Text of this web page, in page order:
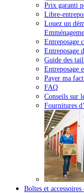
Prix garanti
Libre-
Louez un
Entreposage
Entreposage
Guide des
Entreposage
Payer ma
FAQ
Conseils sur
Fournitures
Boîtes et